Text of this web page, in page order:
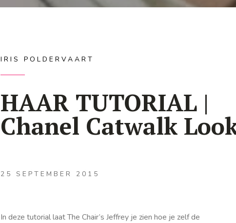
IRIS POLDERVAART
HAAR TUTORIAL |
Chanel Catwalk
25 SEPTEMBER 2015
In deze tutorial laat The Chair’s Jeffrey je zien hoe je zelf de